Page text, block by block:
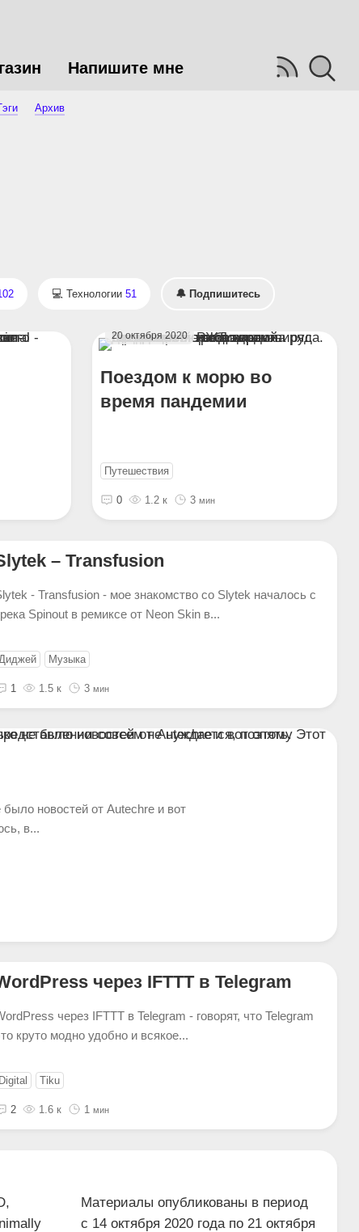
Напишите мне
Архив
Технологии 51 🔔 Подпишитесь
20 октября 2020
Поездом к морю во
время пандемии
Путешествия
0 1.2 к 3 мин
– Transfusion
- Transfusion - мое знакомство со Slytek началось с
Spinout в ремиксе от Neon Skin в...
Диджей Музыка
1 1.5 к 3 мин
новостей от Autechre и вот
в...
через IFTTT в Telegram
через IFTTT в Telegram - говорят, что Telegram
круто модно удобно и всякое...
Digital Tiku
2 1.6 к 1 мин
Материалы опубликованы в период
с 14 октября 2020 года по 21 октября